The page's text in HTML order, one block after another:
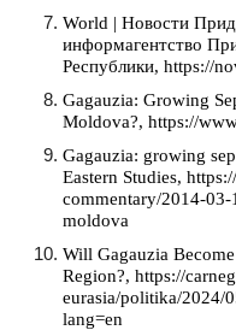
World | Новости
информагентство
Республики, https://
Gagauzia: Growing
Moldova?, https://
Gagauzia: growing
Eastern Studies,
commentary/2014-
moldova
Will Gagauzia
Region?, https://
eurasia/politika/2024/
lang=en